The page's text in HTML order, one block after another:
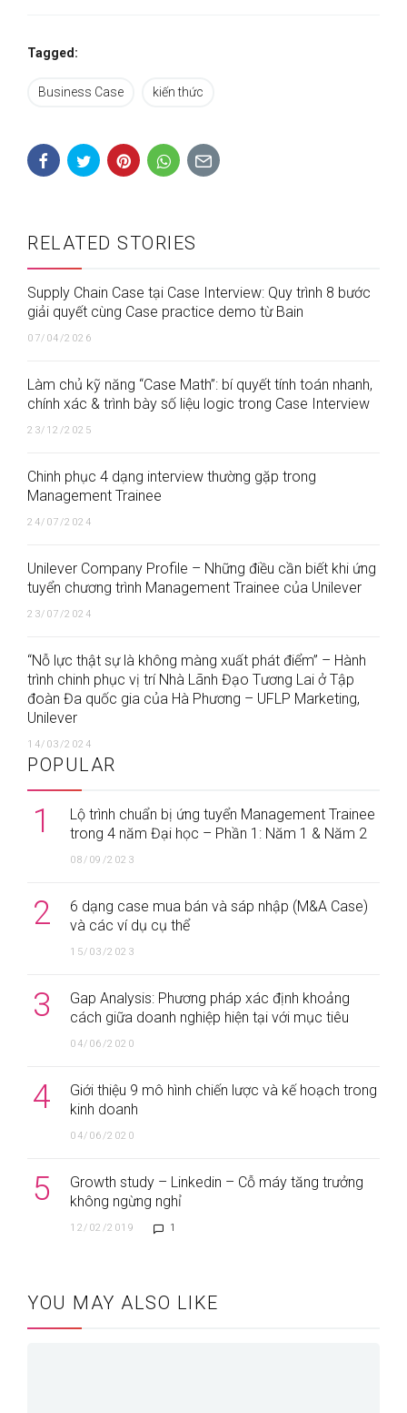
Tagged:
Business Case kiến thức
RELATED STORIES
Supply Chain Case tại Case Interview: Quy trình 8 bước
giải quyết cùng Case practice demo từ Bain
07/04/2026
Làm chủ kỹ năng “Case Math”: bí quyết tính toán nhanh,
chính xác & trình bày số liệu logic trong Case Interview
23/12/2025
Chinh phục 4 dạng interview thường gặp trong
Management Trainee
24/07/2024
Unilever Company Profile – Những điều cần biết khi ứng
tuyển chương trình Management Trainee của Unilever
23/07/2024
“Nỗ lực thật sự là không màng xuất phát điểm” – Hành
trình chinh phục vị trí Nhà Lãnh Đạo Tương Lai ở Tập
đoàn Đa quốc gia của Hà Phương – UFLP Marketing,
Unilever
14/03/2024
POPULAR
1
Lộ trình chuẩn bị ứng tuyển Management Trainee
trong 4 năm Đại học – Phần 1: Năm 1 & Năm 2
08/09/2023
2
6 dạng case mua bán và sáp nhập (M&A Case)
và các ví dụ cụ thể
15/03/2023
3
Gap Analysis: Phương pháp xác định khoảng
cách giữa doanh nghiệp hiện tại với mục tiêu
04/06/2020
4
Giới thiệu 9 mô hình chiến lược và kế hoạch trong
kinh doanh
04/06/2020
5
Growth study – Linkedin – Cỗ máy tăng trưởng
không ngừng nghỉ
12/02/2019 1
YOU MAY ALSO LIKE